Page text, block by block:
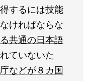
するには技能
ければならな
共通の日本語
ていないた
などが８カ国